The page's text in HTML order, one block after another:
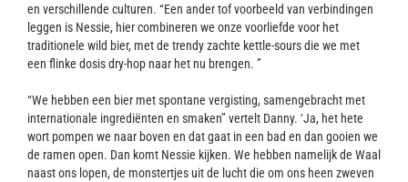
en verschillende culturen. “Een ander tof voorbeeld van verbindingen
leggen is Nessie, hier combineren we onze voorliefde voor het
traditionele wild bier, met de trendy zachte kettle-sours die we met
een flinke dosis dry-hop naar het nu brengen. ”
“We hebben een bier met spontane vergisting, samengebracht met
internationale ingrediënten en smaken” vertelt Danny. ‘Ja, het hete
wort pompen we naar boven en dat gaat in een bad en dan gooien we
de ramen open. Dan komt Nessie kijken. We hebben namelijk de Waal
naast ons lopen, de monstertjes uit de lucht die om ons heen zweven